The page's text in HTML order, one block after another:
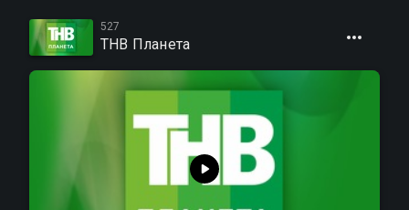
527
ТНВ Планета